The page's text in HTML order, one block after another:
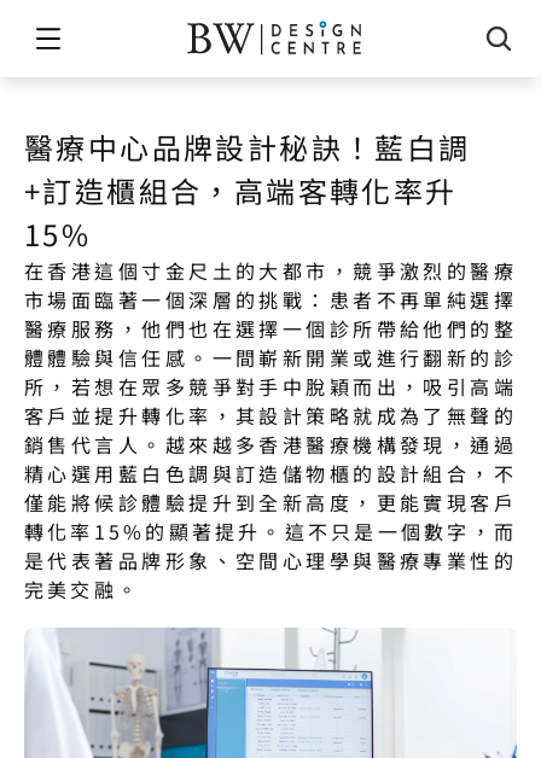
醫療中心品牌設計秘訣！藍白調
+訂造櫃組合，高端客轉化率升
15%
在香港這個寸金尺土的大都市，競爭激烈的醫療
市場面臨著一個深層的挑戰：患者不再單純選擇
醫療服務，他們也在選擇一個診所帶給他們的整
體體驗與信任感。一間嶄新開業或進行翻新的診
所，若想在眾多競爭對手中脫穎而出，吸引高端
客戶並提升轉化率，其設計策略就成為了無聲的
銷售代言人。越來越多香港醫療機構發現，通過
精心選用藍白色調與訂造儲物櫃的設計組合，不
僅能將候診體驗提升到全新高度，更能實現客戶
轉化率15%的顯著提升。這不只是一個數字，而
是代表著品牌形象、空間心理學與醫療專業性的
完美交融。